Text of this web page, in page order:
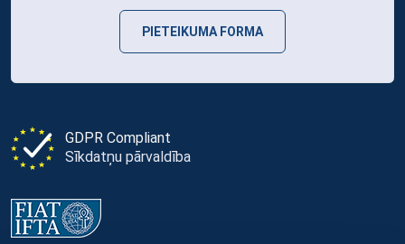
GDPR Compliant
Sīkdatņu pārvaldība
PIETEIKUMA FORMA